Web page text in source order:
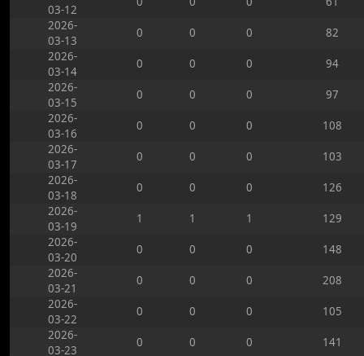
03-12
2026-
03-13
0 0 0
82
2026-
03-14
0 0 0
94
2026-
03-15
0 0 0
97
2026-
03-16
0 0 0
108
2026-
03-17
0 0 0
103
2026-
03-18
0 0 0
126
2026-
03-19
1 1 1
129
2026-
03-20
0 0 0
148
2026-
03-21
0 0 0
208
2026-
03-22
0 0 0
105
2026-
03-23
0 0 0
141